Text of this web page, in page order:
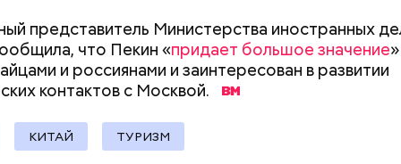
представитель Министерства иностранных
что Пекин «придает большое значение
и россиянами и заинтересован в развитии
контактов с Москвой.
КИТАЙ ТУРИЗМ